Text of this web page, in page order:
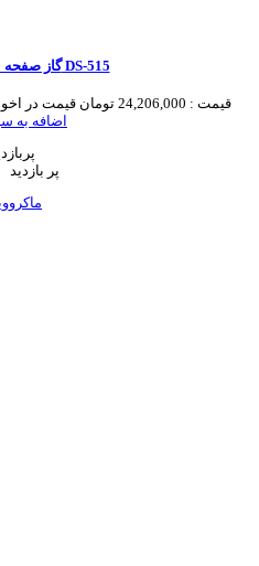
گاز صفحه ای داتیس مدل DS-515
قیمت : 24,206,000 تومان قیمت در
اضافه به
پر بازدید